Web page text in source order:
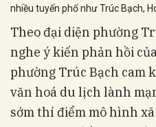
nhiều tuyến phố như Trúc Bạch,
Theo đại diện phường
nghe ý kiến phản hồi
phường Trúc Bạch cam
văn hoá du lịch lành
sớm thí điểm mô hình